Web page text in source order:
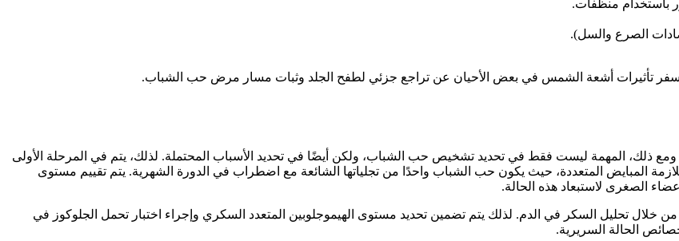
باستخدام منظفات.
الصرع والسل).
تسفر تأثيرات أشعة الشمس في بعض الأحيان عن تراجع جزئي لطفح الجلد وثبات مسار مرض حب الشباب.
ذلك، المهمة ليست فقط في تحديد تشخيص حب الشباب، ولكن أيضًا في تحديد الأسباب المحتملة. لذلك، يتم في المرحلة الأولى
المبايض المتعددة، حيث يكون حب الشباب واحدًا من تجلياتها الشائعة مع اضطراب في الدورة الشهرية. يتم تقييم مستوى
تحليل السكر في الدم. لذلك يتم تضمين تحديد مستوى الهيموجلوبين المتعدد السكري وإجراء اختبار تحمل الجلوكوز في
الحالة السريرية.